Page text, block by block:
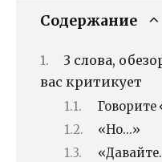
Содержание
3 слова,
вас критикует
Говорите
«Но…»